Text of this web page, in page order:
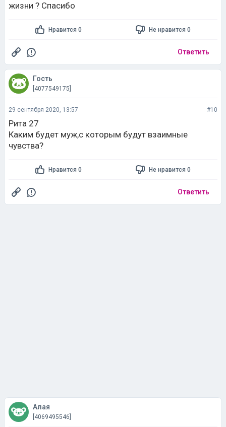
жизни ? Спасибо
Нравится 0 Не нравится 0
Ответить
Гость
[4077549175]
29 сентября 2020, 13:57 #10
Рита 27
Каким будет муж,с которым будут взаимные
чувства?
Нравится 0 Не нравится 0
Ответить
Алая
[4069495546]